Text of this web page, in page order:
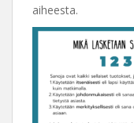
aiheesta.